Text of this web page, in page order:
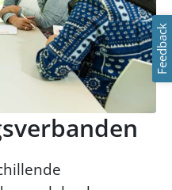
Feedback